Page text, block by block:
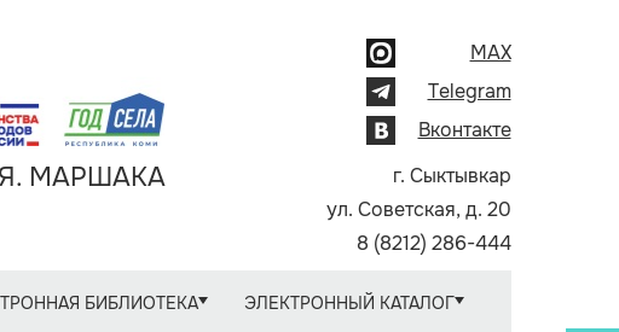
МАРШАКА
MAX
Telegram
Вконтакте
г. Сыктывкар
ул. Советская, д. 20
8 (8212) 286-444
БИБЛИОТЕКА ЭЛЕКТРОННЫЙ КАТАЛОГ